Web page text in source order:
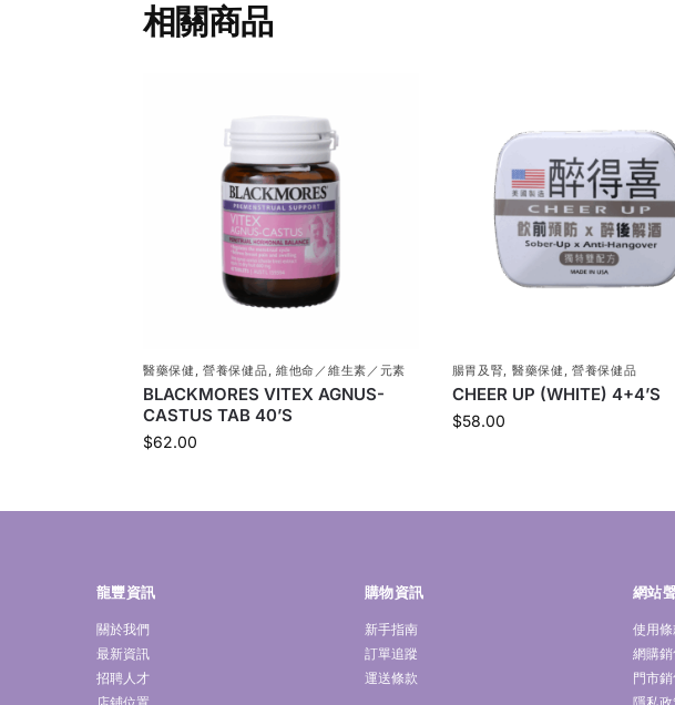
相關商品
醫藥保健 ,營養保健品 維他命／維生素／元素
BLACKMORES VITEX AGNUS-
CASTUS TAB 40’S
$62.00
腸胃及腎 醫藥保健 ,營養保健品
CHEER UP (WHITE) 4+4’S
$58.00
龍豐資訊
關於我們
最新資訊
招聘人才
購物資訊
新手指南
訂單追蹤
運送條款
網站
使用條
網購
門市